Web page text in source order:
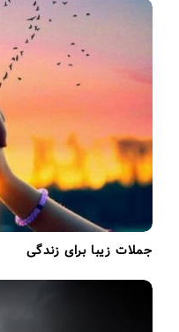
جملات زیبا برای زندگی